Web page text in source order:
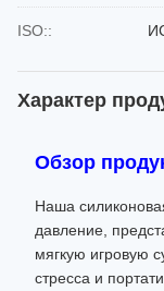
ISO::
Характер
Обзор
Наша
давление,
мягкую игровую
стресса и